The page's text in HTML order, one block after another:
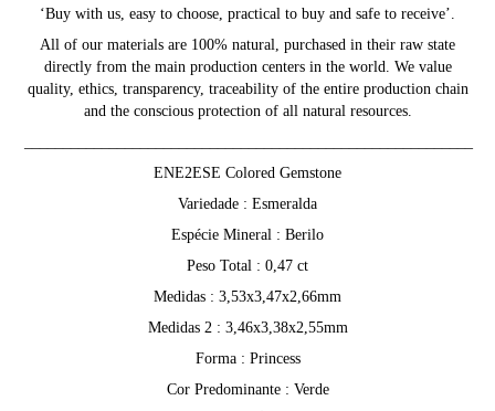
‘Buy with us, easy to choose, practical to buy and safe to receive’.
All of our materials are 100% natural, purchased in their raw state
directly from the main production centers in the world. We value
quality, ethics, transparency, traceability of the entire production chain
and the conscious protection of all natural resources.
ENE2ESE Colored Gemstone
Variedade : Esmeralda
Espécie Mineral : Berilo
Peso Total : 0,47 ct
Medidas : 3,53x3,47x2,66mm
Medidas 2 : 3,46x3,38x2,55mm
Forma : Princess
Cor Predominante : Verde